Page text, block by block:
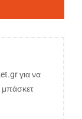
για να
μπάσκετ